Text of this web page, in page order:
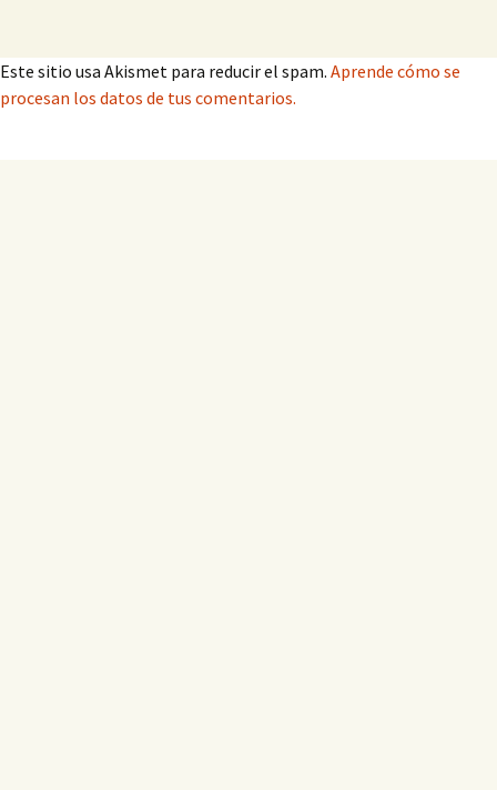
Este sitio usa Akismet para reducir el spam. Aprende cómo se
procesan los datos de tus comentarios.